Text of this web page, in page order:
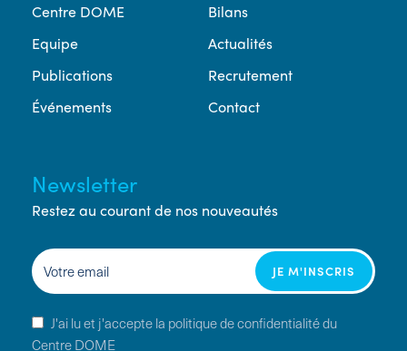
Centre DOME
Equipe
Publications
Événements
Bilans
Actualités
Recrutement
Contact
Newsletter
Restez au courant de nos nouveautés
J'ai lu et j'accepte la politique de confidentialité du
Centre DOME